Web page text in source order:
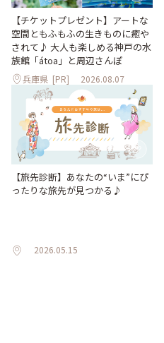
【チケットプレゼント】アートな
空間ともふもふの生きものに癒や
されて♪ 大人も楽しめる神戸の水
族館「átoa」と周辺さんぽ
兵庫県 [PR] 2026.08.07
【旅先診断】あなたの“いま”にぴ
ったりな旅先が見つかる♪
2026.05.15